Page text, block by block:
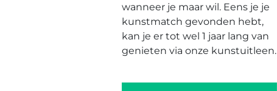
wanneer je maar wil. Eens je je
kunstmatch gevonden hebt,
kan je er tot wel 1 jaar lang van
genieten via onze kunstuitleen.